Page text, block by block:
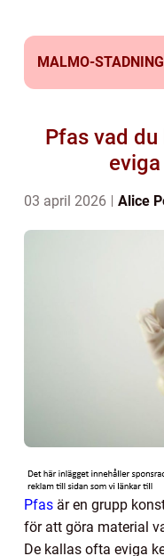
MALMO-
Pfas vad
03 april 2026 Alice
Pfas är en grupp
för att göra material
De kallas ofta eviga